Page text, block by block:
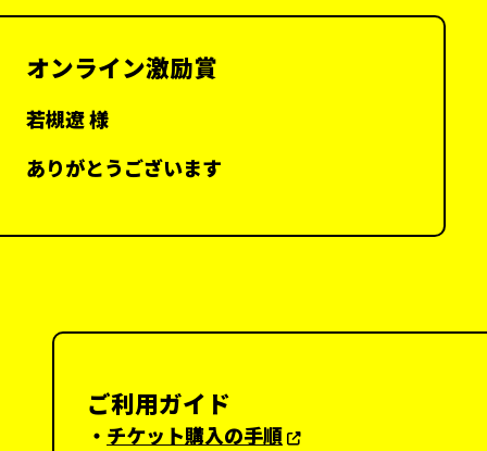
オンライン激励賞
若槻遼 様
ありがとうございます
ご利用ガイド
・ チケット購入の手順